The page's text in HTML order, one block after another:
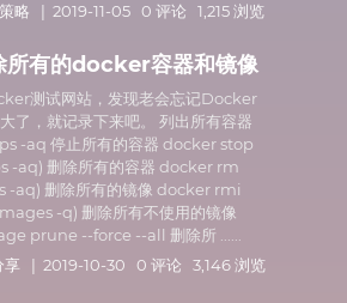
略 | 2019-11-05 0 评论 1,215 浏览
所有的docker容器和镜像
测试网站，发现老会忘记Docker
了，就记录下来吧。 列出所有容器
-aq 停止所有的容器 docker stop
-aq) 删除所有的容器 docker rm
-aq) 删除所有的镜像 docker rmi
-q) 删除所有不使用的镜像
prune --force --all 删除所 ......
享| 2019-10-30 0 评论 3,146 浏览